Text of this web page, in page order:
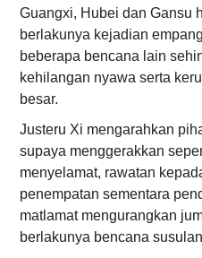
Guangxi, Hubei dan Gansu
berlakunya kejadian
beberapa bencana lain
kehilangan nyawa serta
besar.
Justeru Xi mengarahkan
supaya menggerakkan
menyelamat, rawatan
penempatan sementara
matlamat mengurangkan
berlakunya bencana